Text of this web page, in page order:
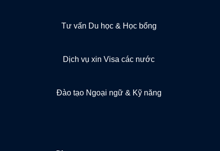
Tư vấn Du học & Học bổng
Dịch vụ xin Visa các nước
Đào tạo Ngoại ngữ & Kỹ năng